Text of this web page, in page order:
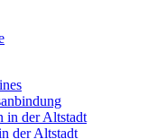
in der Altstadt
der Altstadt